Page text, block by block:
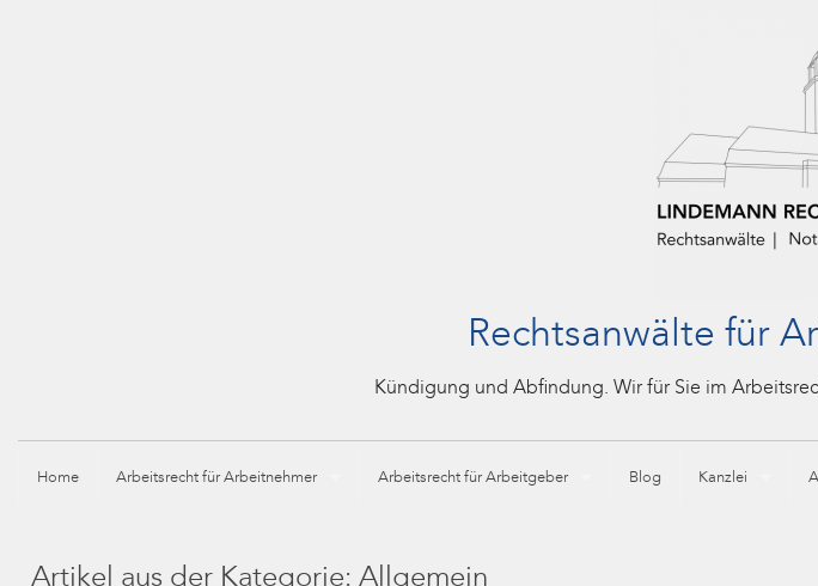
Rechtsanwälte für
Kündigung und Abfindung. Wir für Sie im
Home Arbeitsrecht für Arbeitnehmer Arbeitsrecht für Arbeitgeber Blog Kanzlei
Artikel aus der Kategorie: Allgemein